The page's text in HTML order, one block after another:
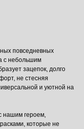
повседневных
с небольшим
зацепок, долго
не стесняя
и уютной на
нашим героем,
которые не